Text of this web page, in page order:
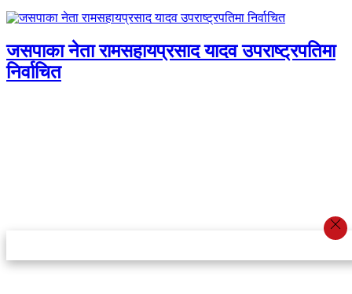
जसपाका नेता रामसहायप्रसाद यादव उपराष्ट्रपतिमा
निर्वाचित